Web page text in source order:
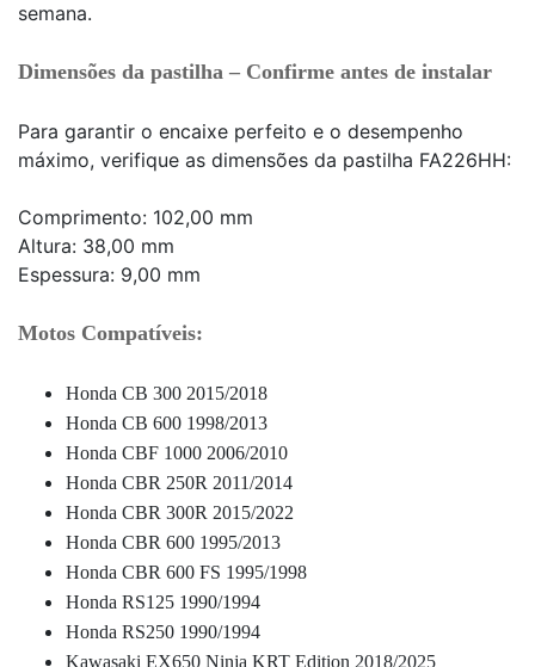
semana.
Dimensões da pastilha – Confirme antes de instalar
Para garantir o encaixe perfeito e o desempenho
máximo, verifique as dimensões da pastilha FA226HH:
Comprimento: 102,00 mm
Altura: 38,00 mm
Espessura: 9,00 mm
Motos Compatíveis:
Honda CB 300 2015/2018
Honda CB 600 1998/2013
Honda CBF 1000 2006/2010
Honda CBR 250R 2011/2014
Honda CBR 300R 2015/2022
Honda CBR 600 1995/2013
Honda CBR 600 FS 1995/1998
Honda RS125 1990/1994
Honda RS250 1990/1994
Kawasaki EX650 Ninja KRT Edition 2018/2025